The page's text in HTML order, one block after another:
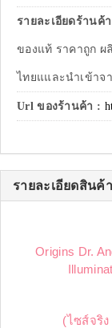
รายละเอียดร้านค้
ของแท้ ราคาถูก ผ
ไทยแและนำเข้าจ
Url ของร้านค้า :
รายละเอียดสินค้า
Origins Dr.
(ไซส์จริง